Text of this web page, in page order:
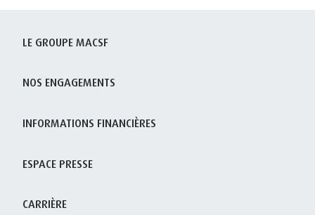
LE GROUPE MACSF
NOS ENGAGEMENTS
INFORMATIONS FINANCIÈRES
ESPACE PRESSE
CARRIÈRE